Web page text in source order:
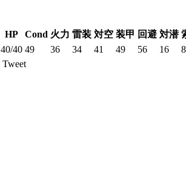
HP Cond 火力 雷装 対空 装甲 回避 対潜
40/40 49 36 34 41 49 56 16
Tweet